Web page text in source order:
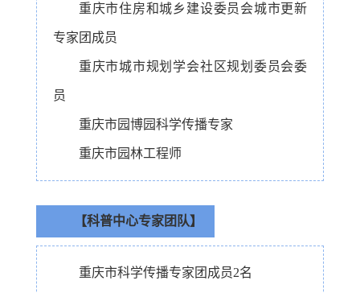
重庆市住房和城乡建设委员会城市更新
专家团成员
重庆市城市规划学会社区规划委员会委
员
重庆市园博园科学传播专家
重庆市园林工程师
【科普中心专家团队】
重庆市科学传播专家团成员2名